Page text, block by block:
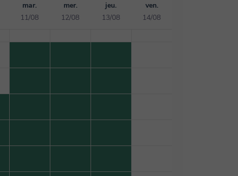
mar.
11/08
mer.
12/08
jeu.
13/08
ven.
14/08